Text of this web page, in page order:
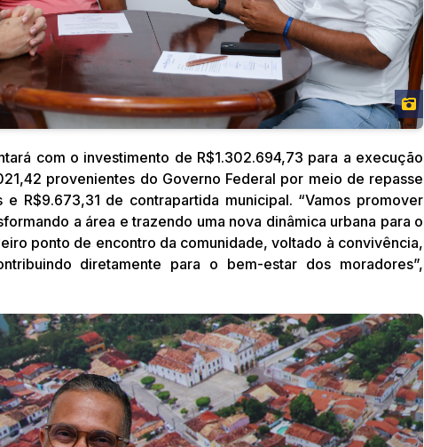
com o investimento de R$1.302.694,73 para a execução
provenientes do Governo Federal por meio de repasse
R$9.673,31 de contrapartida municipal. “Vamos promover
a área e trazendo uma nova dinâmica urbana para o
ponto de encontro da comunidade, voltado à convivência,
diretamente para o bem-estar dos moradores”,